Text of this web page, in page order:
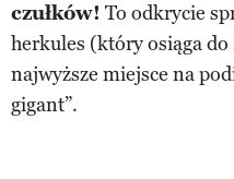
czułków! To odkrycie
herkules (który osiąga do
najwyższe miejsce na
gigant”.